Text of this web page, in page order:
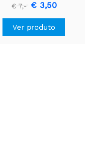
simples
€ 7,- € 3,50
Ver produto